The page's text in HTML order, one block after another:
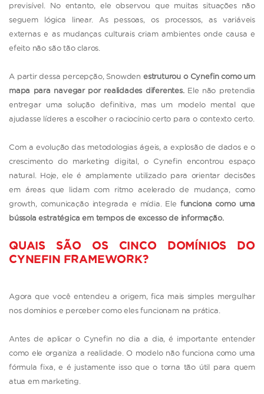
previsível. No entanto, ele observou que muitas situações não
seguem lógica linear. As pessoas, os processos, as variáveis
externas e as mudanças culturais criam ambientes onde causa e
efeito não são tão claros.
A partir dessa percepção, Snowden estruturou o Cynefin como um
mapa para navegar por realidades diferentes.Ele não pretendia
entregar uma solução definitiva, mas um modelo mental que
ajudasse líderes a escolher o raciocínio certo para o contexto certo.
Com a evolução das metodologias ágeis, a explosão de dados e o
crescimento do marketing digital, o Cynefin encontrou espaço
natural. Hoje, ele é amplamente utilizado para orientar decisões
em áreas que lidam com ritmo acelerado de mudança, como
growth, comunicação integrada e mídia. Ele funciona como uma
bússola estratégica em tempos de excesso de informação.
QUAIS SÃO OS CINCO DOMÍNIOS DO
CYNEFIN FRAMEWORK?
Agora que você entendeu a origem, fica mais simples mergulhar
nos domínios e perceber como eles funcionam na prática.
Antes de aplicar o Cynefin no dia a dia, é importante entender
como ele organiza a realidade. O modelo não funciona como uma
fórmula fixa, e é justamente isso que o torna tão útil para quem
atua em marketing.